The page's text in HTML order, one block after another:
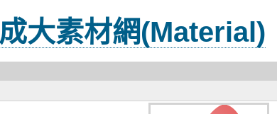
成大素材網(Material)